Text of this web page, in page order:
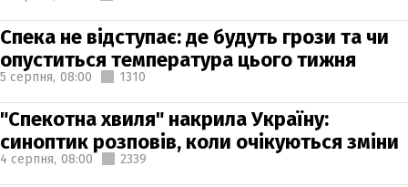
Спека не відступає: де будуть грози та чи
опуститься температура цього тижня
5 серпня, 08:00 1310
"Спекотна хвиля" накрила Україну:
синоптик розповів, коли очікуються зміни
4 серпня, 08:00 2339